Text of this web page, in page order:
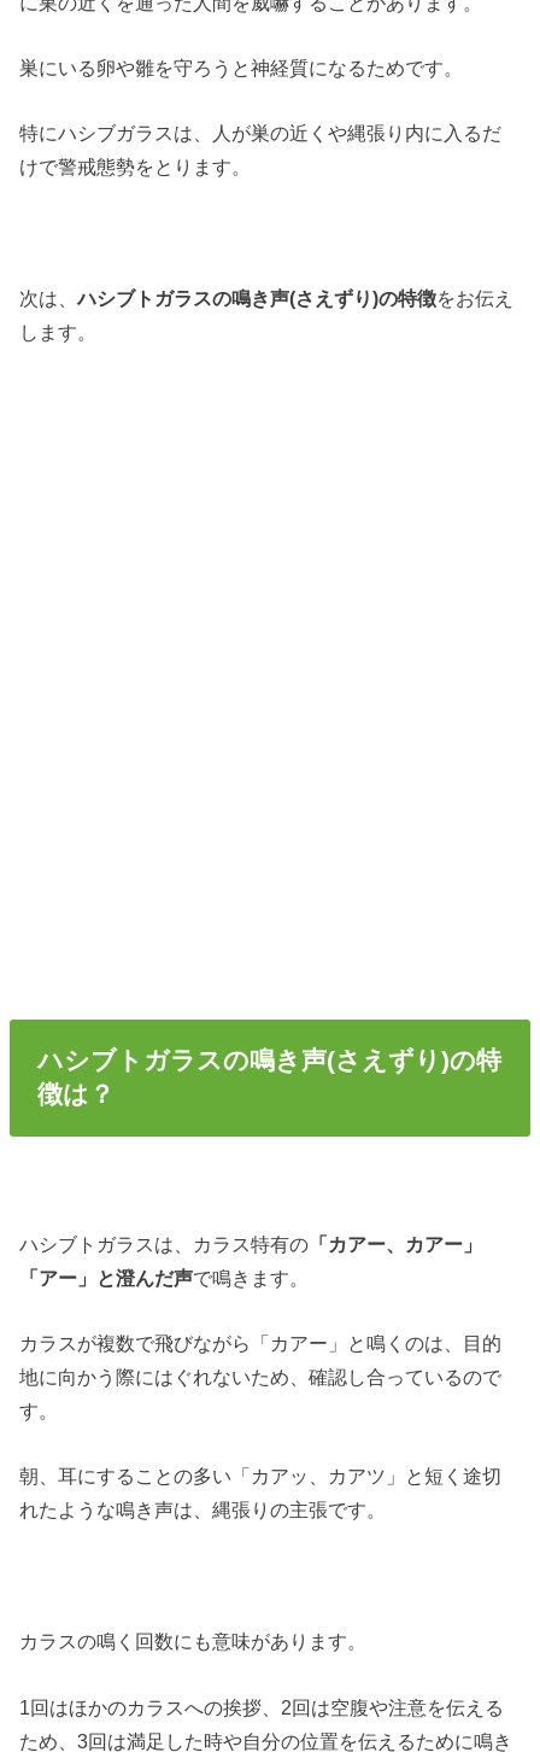
巣にいる卵や雛を守ろうと神経質になるためです。
特にハシブガラスは、人が巣の近くや縄張り内に入るだ
けで警戒態勢をとります。
次は、ハシブトガラスの鳴き声(さえずり)の特徴をお伝え
します。
ハシブトガラスの鳴き声(さえずり)の特
徴は？
ハシブトガラスは、カラス特有の 「カアー、カアー」
「アー」と澄んだ声で鳴きます。
カラスが複数で飛びながら「カアー」と鳴くのは、目的
地に向かう際にはぐれないため、確認し合っているので
す。
朝、耳にすることの多い「カアッ、カアツ」と短く途切
れたような鳴き声は、縄張りの主張です。
カラスの鳴く回数にも意味があります。
1回はほかのカラスへの挨拶、2回は空腹や注意を伝える
ため、3回は満足した時や自分の位置を伝えるために鳴き